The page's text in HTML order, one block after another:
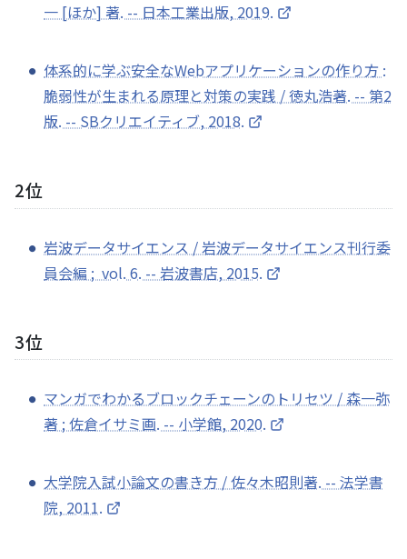
一 [ほか] 著. -- 日本工業出版, 2019.
体系的に学ぶ安全なWebアプリケーションの作り方 :
脆弱性が生まれる原理と対策の実践 / 徳丸浩著. -- 第2
版. -- SBクリエイティブ, 2018.
2位
岩波データサイエンス / 岩波データサイエンス刊行委
員会編 ; vol. 6. -- 岩波書店, 2015.
3位
マンガでわかるブロックチェーンのトリセツ / 森一弥
著 ; 佐倉イサミ画. -- 小学館, 2020.
大学院入試小論文の書き方 / 佐々木昭則著. -- 法学書
院, 2011.